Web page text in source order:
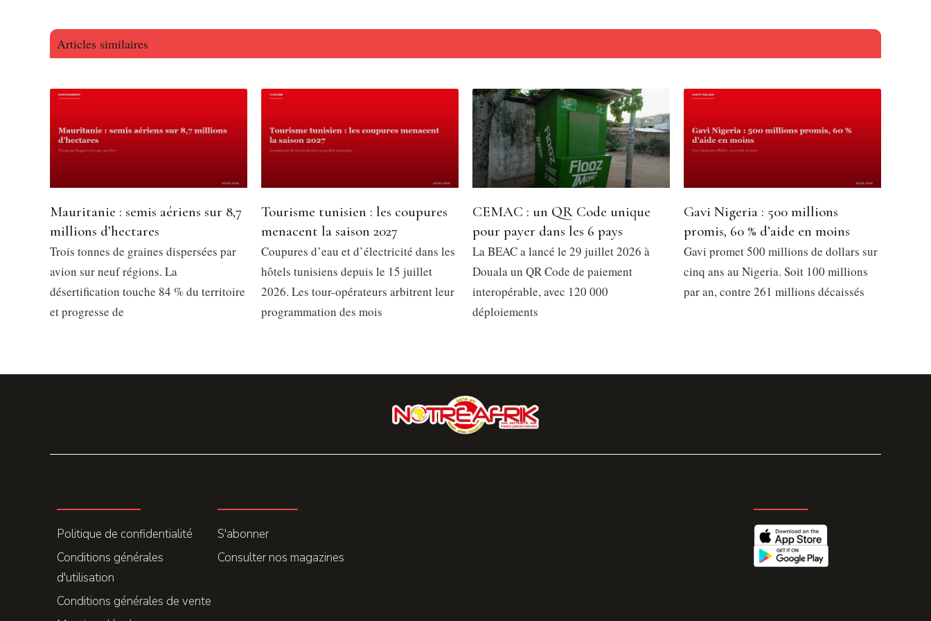
Articles similaires
Mauritanie : semis aériens sur 8,7
millions d’hectares
Trois tonnes de graines dispersées par
avion sur neuf régions. La
désertification touche 84 % du territoire
et progresse de
Tourisme tunisien : les coupures
menacent la saison 2027
Coupures d’eau et d’électricité dans les
hôtels tunisiens depuis le 15 juillet
2026. Les tour-opérateurs arbitrent leur
programmation des mois
CEMAC : un QR Code unique
pour payer dans les 6 pays
La BEAC a lancé le 29 juillet 2026 à
Douala un QR Code de paiement
interopérable, avec 120 000
déploiements
Gavi Nigeria : 500 millions
promis, 60 % d’aide en moins
Gavi promet 500 millions de dollars sur
cinq ans au Nigeria. Soit 100 millions
par an, contre 261 millions décaissés
Politique de confidentialité
Conditions générales
d'utilisation
Conditions générales de vente
S'abonner
Consulter nos magazines